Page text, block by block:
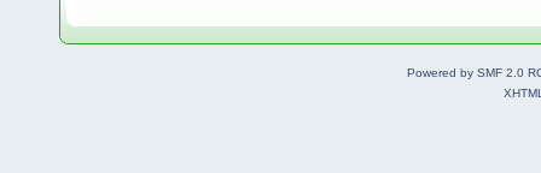
Powered by SMF 2.0